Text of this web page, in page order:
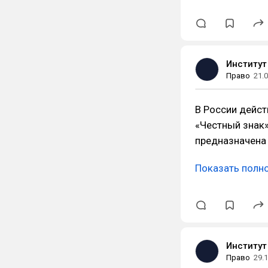
Право
В России
«Честный
Показать
Право